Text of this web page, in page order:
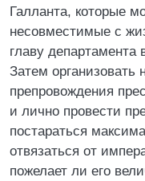
Галланта, которые
несовместимые с
главу департамента
Затем организовать
препровождения
и лично провести
постараться
отвязаться от
пожелает ли его